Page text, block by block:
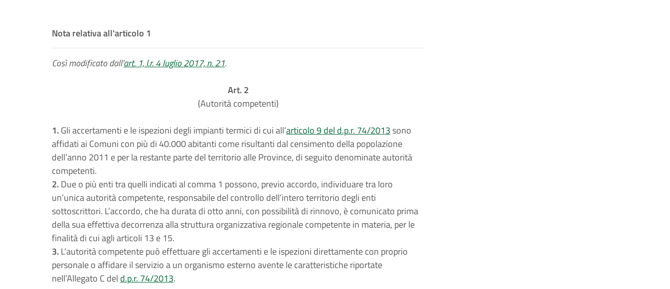
Nota relativa all'articolo 1
Così modificato dall'art. 1, l.r. 4 luglio 2017, n. 21.
Art. 2
(Autorità competenti)
1.Gli accertamenti e le ispezioni degli impianti termici di cui all’articolo 9 del d.p.r. 74/2013sono
affidati ai Comuni con più di 40.000 abitanti come risultanti dal censimento della popolazione
dell’anno 2011 e per la restante parte del territorio alle Province, di seguito denominate autorità
competenti.
2.Due o più enti tra quelli indicati al comma 1 possono, previo accordo, individuare tra loro
un’unica autorità competente, responsabile del controllo dell’intero territorio degli enti
sottoscrittori. L’accordo, che ha durata di otto anni, con possibilità di rinnovo, è comunicato prima
della sua effettiva decorrenza alla struttura organizzativa regionale competente in materia, per le
finalità di cui agli articoli 13 e 15.
3.L’autorità competente può effettuare gli accertamenti e le ispezioni direttamente con proprio
personale o affidare il servizio a un organismo esterno avente le caratteristiche riportate
nell’Allegato C del d.p.r. 74/2013.